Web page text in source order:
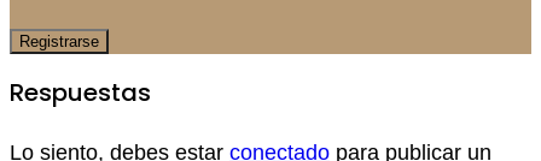
Respuestas
Lo siento, debes estar conectado para publicar un